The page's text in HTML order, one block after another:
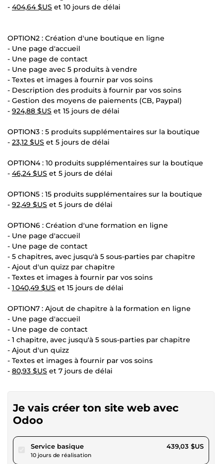
- 404,64 $US et 10 jours de délai
OPTION2 : Création d'une boutique en ligne
- Une page d'accueil
- Une page de contact
- Une page avec 5 produits à vendre
- Textes et images à fournir par vos soins
- Description des produits à fournir par vos soins
- Gestion des moyens de paiements (CB, Paypal)
- 924,88 $US et 15 jours de délai
OPTION3 : 5 produits supplémentaires sur la boutique
- 23,12 $US et 5 jours de délai
OPTION4 : 10 produits supplémentaires sur la boutique
- 46,24 $US et 5 jours de délai
OPTION5 : 15 produits supplémentaires sur la boutique
- 92,49 $US et 5 jours de délai
OPTION6 : Création d'une formation en ligne
- Une page d'accueil
- Une page de contact
- 5 chapitres, avec jusqu'à 5 sous-parties par chapitre
- Ajout d'un quizz par chapitre
- Textes et images à fournir par vos soins
- 1 040,49 $US et 15 jours de délai
OPTION7 : Ajout de chapitre à la formation en ligne
- Une page d'accueil
- Une page de contact
- 1 chapitre, avec jusqu'à 5 sous-parties par chapitre
- Ajout d'un quizz
- Textes et images à fournir par vos soins
- 80,93 $US et 7 jours de délai
Je vais créer ton site web avec
Odoo
Service basiquepour 404,64 $US
10 jours de réalisation
439,03 $US